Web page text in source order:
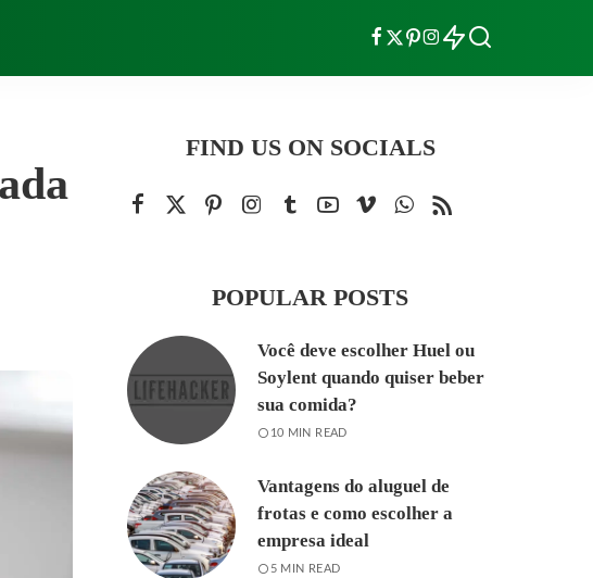
FIND US ON SOCIALS
POPULAR POSTS
Você deve escolher Huel ou
Soylent quando quiser beber
sua comida?
10 MIN READ
Vantagens do aluguel de
frotas e como escolher a
empresa ideal
5 MIN READ